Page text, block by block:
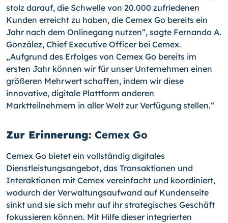
stolz darauf, die Schwelle von 20.000 zufriedenen
Kunden erreicht zu haben, die Cemex Go bereits ein
Jahr nach dem Onlinegang nutzen“, sagte Fernando A.
González, Chief Executive Officer bei Cemex.
„Aufgrund des Erfolges von Cemex Go bereits im
ersten Jahr können wir für unser Unternehmen einen
größeren Mehrwert schaffen, indem wir diese
innovative, digitale Plattform anderen
Marktteilnehmern in aller Welt zur Verfügung stellen.“
Zur Erinnerung: Cemex Go
Cemex Go bietet ein vollständig digitales
Dienstleistungsangebot, das Transaktionen und
Interaktionen mit Cemex vereinfacht und koordiniert,
wodurch der Verwaltungsaufwand auf Kundenseite
sinkt und sie sich mehr auf ihr strategisches Geschäft
fokussieren können. Mit Hilfe dieser integrierten